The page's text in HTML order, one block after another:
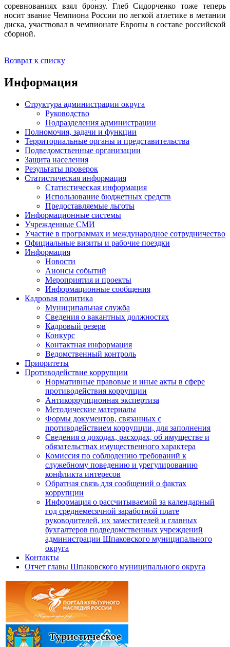
соревнованиях взял бронзу. Глеб Сидорченко тоже теперь
носит звание Чемпиона России по легкой атлетике в метании
диска, участвовал в чемпионате Европы в составе российской
сборной.
Возврат к списку
Информация
Структура администрации округа
Руководство
Подразделения администрации
Полномочия, задачи и функции
Территориальные органы и представительства
Подведомственные организации
Защита населения
Результаты проверок
Статистическая информация
Статистическая информация
Использование бюджетных средств
Предоставляемые льготы
Информационные системы
Учрежденные СМИ
Участие в программах и международное сотрудничество
Официальные визиты и рабочие поездки
Информация
Новости
Анонсы событий
Мероприятия и проекты
Информационные сообщения
Кадровая политика
Муниципальная служба
Сведения о вакантных должностях
Кадровый резерв
Конкурс
Контактная информация
Ведомственный контроль
Приоритеты
Противодействие коррупции
Нормативные правовые и иные акты в сфере
противодействия коррупции
Антикоррупционная экспертиза
Методические материалы
Формы документов, связанных с
противодействием коррупции, для заполнения
Сведения о доходах, расходах, об имуществе и
обязательствах имущественного характера
Комиссия по соблюдению требований к
служебному поведению и урегулированию
конфликта интересов
Обратная связь для сообщений о фактах
коррупции
Информация о рассчитываемой за календарный
год среднемесячной заработной плате
руководителей, их заместителей и главных
бухгалтеров подведомственных учреждений
администрации Шпаковского муниципального
округа
Контакты
Отчет главы Шпаковского муниципального округа